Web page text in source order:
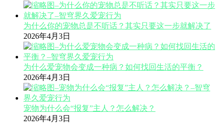
为什么你的宠物总是不听话？其实只要这一步就解决了
2026年4月3日
为什么爱宠物会变成一种病？如何找回生活的平衡？
2026年4月3日
宠物为什么会“报复”主人？怎么解决？
2026年4月3日